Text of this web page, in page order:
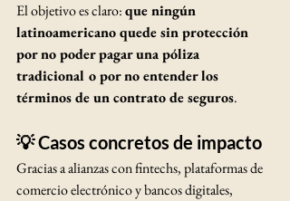
El objetivo es claro: que ningún
latinoamericano quede sin protección
por no poder pagar una póliza
tradicional o por no entender los
términos de un contrato de seguros.
💡 Casos concretos de impacto
Gracias a alianzas con fintechs, plataformas de
comercio electrónico y bancos digitales,